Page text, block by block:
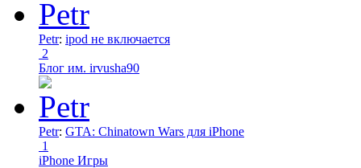
Petr: ipod не включается
2
Блог им. irvusha90
Petr: GTA: Chinatown Wars для iPhone
1
iPhone Игры